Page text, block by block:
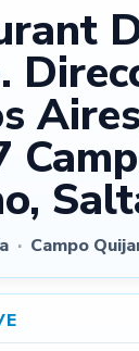
· Campo